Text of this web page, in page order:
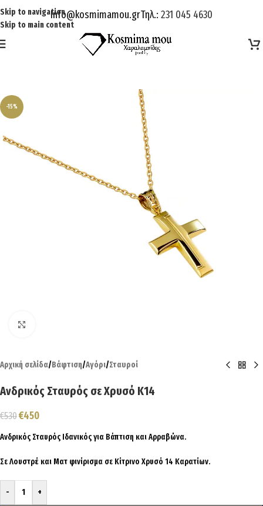
Skip to navigation
Skip to main content
Info@kosmimamou.grΤηλ.: 231 045 4630
-15%
Αρχική σελίδα/Βάφτιση/Αγόρι/Σταυροί
Ανδρικός Σταυρός σε Χρυσό Κ14
€530€450
Ανδρικός Σταυρός Ιδανικός για Βάπτιση και Αρραβώνα.
Σε Λουστρέ και Ματ φινίρισμα σε Κίτρινο Χρυσό 14 Καρατίων.
- +